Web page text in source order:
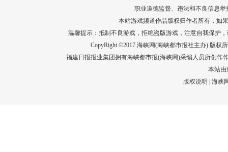
职业道德监督、违法和不良信息举
本站游戏频道作品版权归作者所有，如
温馨提示：抵制不良游戏，拒绝盗版游戏，注意自我保护
CopyRight ©2017 海峡网(海峡都市报社主办) 版权
福建日报报业集团拥有海峡都市报(海峡网)采编人员所创作
本站由
版权说明
|海峡